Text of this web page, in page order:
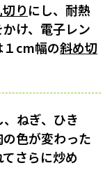
りにし、耐熱
け、電子レン
１cm幅の斜め切
ねぎ、ひき
色が変わった
さらに炒め